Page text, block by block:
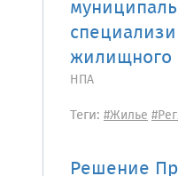
жилищного
НПА
Теги: #Жилье
Решение